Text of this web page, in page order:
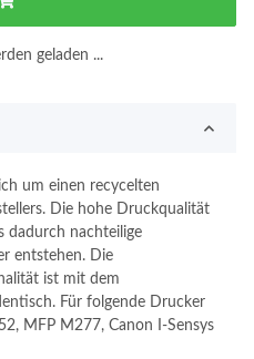
geladen ...
um einen recycelten
Die hohe Druckqualität
dadurch nachteilige
entstehen. Die
ist mit dem
Für folgende Drucker
MFP M277, Canon I-Sensys